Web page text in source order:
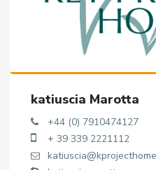
katiuscia Marotta
+44 (0) 7910474127
+ 39 339 2221112